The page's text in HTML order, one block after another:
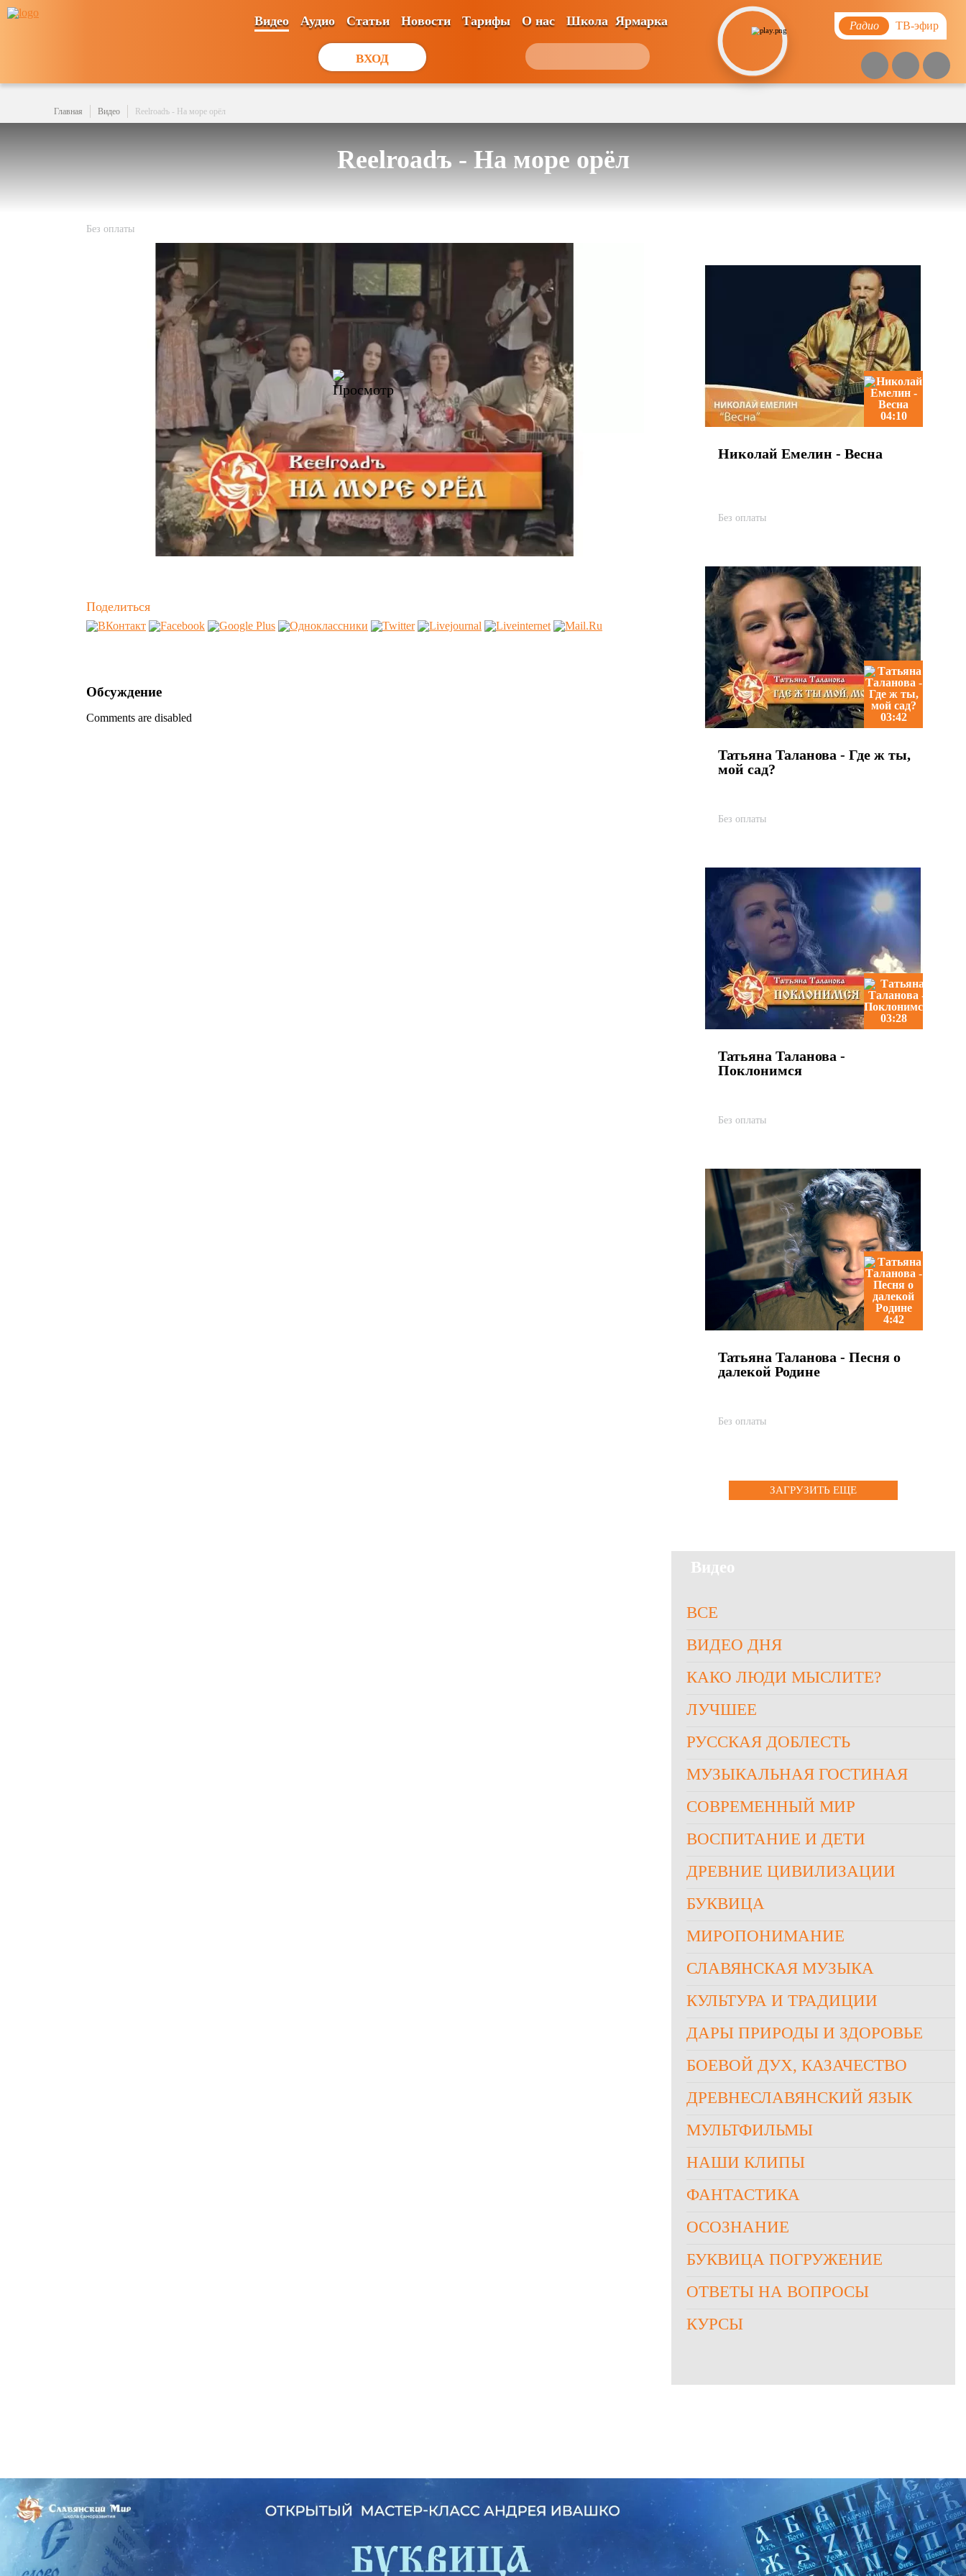
ВХОД
Видео Аудио Статьи Новости Тарифы О нас Школа Ярмарка Радио ТВ-эфир
Главная Видео Reelroadъ - На море орёл
Reelroadъ - На море орёл
Без оплаты
Поделиться
Обсуждение
Comments are disabled
04:10
Николай Емелин - Весна
Без оплаты
03:42
Татьяна Таланова - Где ж ты,
мой сад?
Без оплаты
03:28
Татьяна Таланова -
Поклонимся
Без оплаты
4:42
Татьяна Таланова - Песня о
далекой Родине
Без оплаты
ЗАГРУЗИТЬ ЕЩЕ
Видео
ВСЕ
ВИДЕО ДНЯ
КАКО ЛЮДИ МЫСЛИТЕ?
ЛУЧШЕЕ
РУССКАЯ ДОБЛЕСТЬ
МУЗЫКАЛЬНАЯ ГОСТИНАЯ
СОВРЕМЕННЫЙ МИР
ВОСПИТАНИЕ И ДЕТИ
ДРЕВНИЕ ЦИВИЛИЗАЦИИ
БУКВИЦА
МИРОПОНИМАНИЕ
СЛАВЯНСКАЯ МУЗЫКА
КУЛЬТУРА И ТРАДИЦИИ
ДАРЫ ПРИРОДЫ И ЗДОРОВЬЕ
БОЕВОЙ ДУХ, КАЗАЧЕСТВО
ДРЕВНЕСЛАВЯНСКИЙ ЯЗЫК
МУЛЬТФИЛЬМЫ
НАШИ КЛИПЫ
ФАНТАСТИКА
ОСОЗНАНИЕ
БУКВИЦА ПОГРУЖЕНИЕ
ОТВЕТЫ НА ВОПРОСЫ
КУРСЫ